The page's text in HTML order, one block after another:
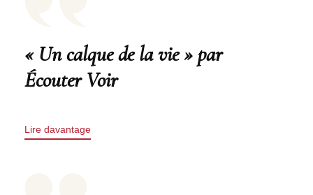
« Un calque de la vie » par
Écouter Voir
Lire davantage